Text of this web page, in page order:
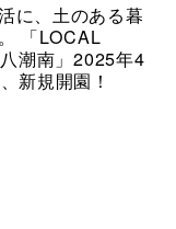
に、土のある暮
「LOCAL
潮南」2025年4
新規開園！